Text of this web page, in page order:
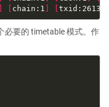
] [ chain:1 ] [txid:2613
必要的 timetable 模式。作